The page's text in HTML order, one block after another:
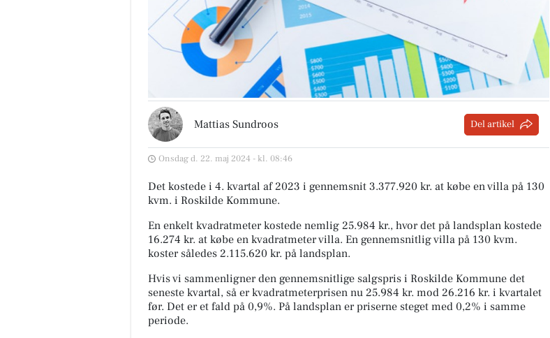
Mattias Sundroos Del artikel
Onsdag d. 22. maj 2024 - kl. 08:46
Det kostede i 4. kvartal af 2023 i gennemsnit 3.377.920 kr. at købe en villa på 130
kvm. i Roskilde Kommune.
En enkelt kvadratmeter kostede nemlig 25.984 kr., hvor det på landsplan kostede
16.274 kr. at købe en kvadratmeter villa. En gennemsnitlig villa på 130 kvm.
koster således 2.115.620 kr. på landsplan.
Hvis vi sammenligner den gennemsnitlige salgspris i Roskilde Kommune det
seneste kvartal, så er kvadratmeterprisen nu 25.984 kr. mod 26.216 kr. i kvartalet
før. Det er et fald på 0,9%. På landsplan er priserne steget med 0,2% i samme
periode.